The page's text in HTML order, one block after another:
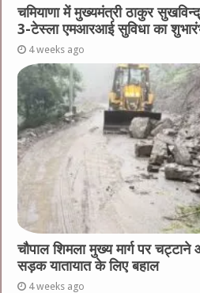
चमियाणा में मुख्यमंत्री ठाकुर
3-टेस्ला एमआरआई सुविधा का
4 weeks ago
चौपाल शिमला मुख्य मार्ग पर
सड़क यातायात के लिए बहाल
4 weeks ago